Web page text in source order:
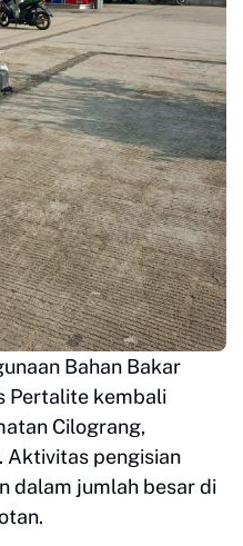
Bahan Bakar
Pertalite kembali
Cilograng,
Aktivitas pengisian
dalam jumlah besar di